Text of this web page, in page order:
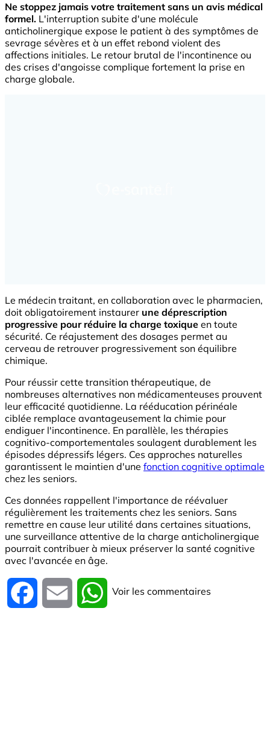
Ne stoppez jamais votre traitement sans un avis médical
formel. L'interruption subite d'une molécule
anticholinergique expose le patient à des symptômes de
sevrage sévères et à un effet rebond violent des
affections initiales. Le retour brutal de l'incontinence ou
des crises d'angoisse complique fortement la prise en
charge globale.
Le médecin traitant, en collaboration avec le pharmacien,
doit obligatoirement instaurer une déprescription
progressive pour réduire la charge toxique en toute
sécurité. Ce réajustement des dosages permet au
cerveau de retrouver progressivement son équilibre
chimique.
Pour réussir cette transition thérapeutique, de
nombreuses alternatives non médicamenteuses prouvent
leur efficacité quotidienne. La rééducation périnéale
ciblée remplace avantageusement la chimie pour
endiguer l'incontinence. En parallèle, les thérapies
cognitivo-comportementales soulagent durablement les
épisodes dépressifs légers. Ces approches naturelles
garantissent le maintien d'une fonction cognitive optimale
chez les seniors.
Ces données rappellent l'importance de réévaluer
régulièrement les traitements chez les seniors. Sans
remettre en cause leur utilité dans certaines situations,
une surveillance attentive de la charge anticholinergique
pourrait contribuer à mieux préserver la santé cognitive
avec l'avancée en âge.
Facebook Email WhatsApp
Voir les commentaires